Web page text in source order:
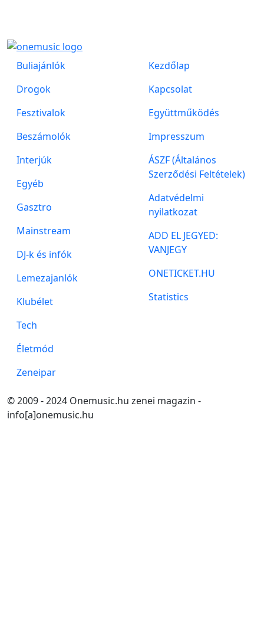
Buliajánlók
Drogok
Fesztivalok
Beszámolók
Interjúk
Egyéb
Gasztro
Mainstream
DJ-k és infók
Lemezajanlók
Klubélet
Tech
Életmód
Zeneipar
Kezdőlap
Kapcsolat
Együttműködés
Impresszum
ÁSZF (Általános
Szerződési Feltételek)
Adatvédelmi
nyilatkozat
ADD EL JEGYED:
VANJEGY
ONETICKET.HU
Statistics
© 2009 - 2024 Onemusic.hu zenei magazin -
info[a]onemusic.hu